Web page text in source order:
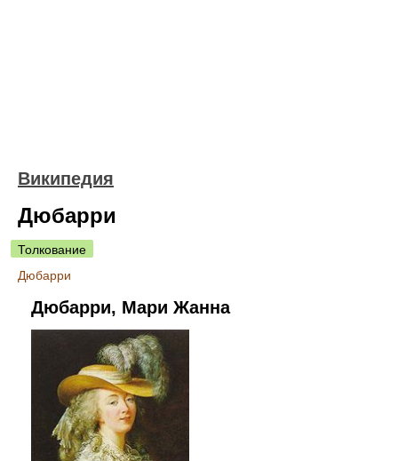
Википедия
Дюбарри
Толкование
Дюбарри
Дюбарри, Мари Жанна